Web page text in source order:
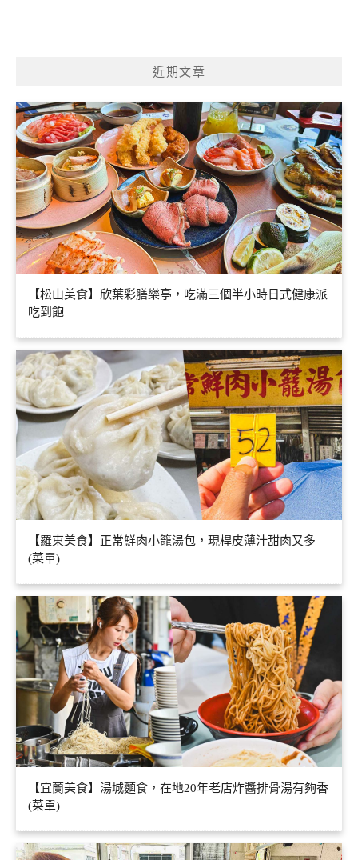
近期文章
【松山美食】欣葉彩膳樂亭，吃滿三個半小時日式健康派
吃到飽
【羅東美食】正常鮮肉小籠湯包，現桿皮薄汁甜肉又多
(菜單)
【宜蘭美食】湯城麵食，在地20年老店炸醬排骨湯有夠香
(菜單)